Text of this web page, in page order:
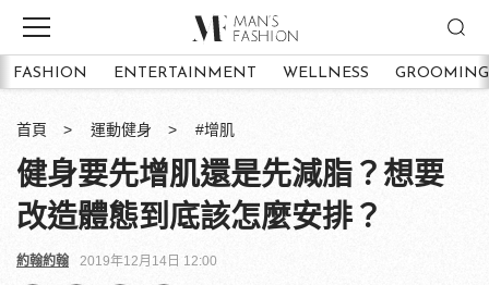
FASHION ENTERTAINMENT WELLNESS GROOMING
首頁 運動健身 #增肌
健身要先增肌還是先減脂？想要
改造體態到底該怎麼安排？
約翰約翰 2019年12月14日 12:00